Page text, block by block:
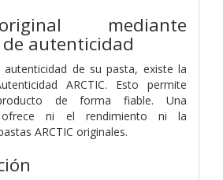
mediante
autenticidad
autenticidad de su pasta, existe la
ARCTIC. Esto permite
de forma fiable. Una
ofrece ni el rendimiento ni la
ARCTIC originales.